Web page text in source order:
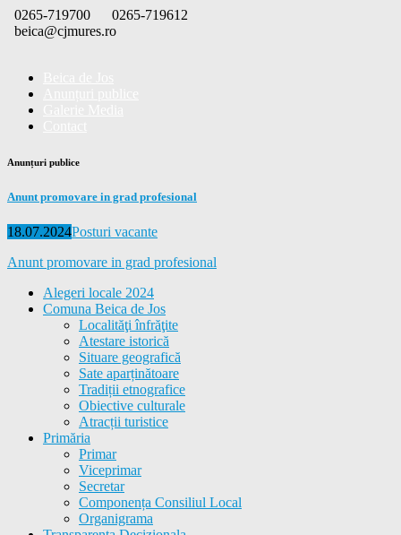
Skip
to
0265-719700
0265-719612
beica@cjmures.ro
Anunțuri publice
Anunt promovare in grad profesional
Posted
18.07.2024Categories
Posturi vacante
Anunt promovare in grad profesional
Alegeri locale 2024
Comuna Beica de Jos
Localităţi înfrăţite
Atestare istorică
Situare geografică
Sate aparținătoare
Tradiții etnografice
Obiective culturale
Atracții turistice
Primăria
Primar
Viceprimar
Secretar
Componența Consiliul Local
Organigrama